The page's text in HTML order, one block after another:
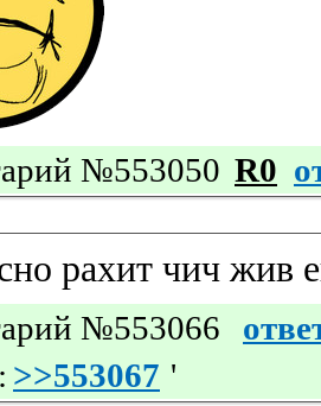
№553050 R0
рахит чич жив
№553066
>>553067 '